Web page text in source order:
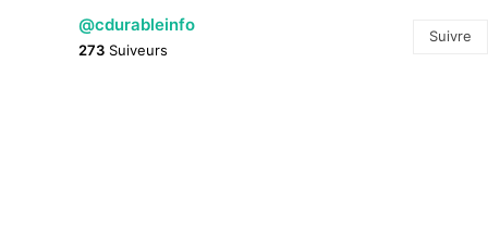
@cdurableinfo
273 Suiveurs
Suivre